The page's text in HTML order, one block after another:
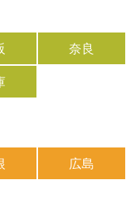
奈良
広島